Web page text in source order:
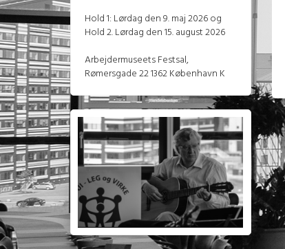
Hold 1: Lørdag den 9. maj 2026 og
Hold 2. Lørdag den 15. august 2026
Arbejdermuseets Festsal,
Rømersgade 22 1362 København K